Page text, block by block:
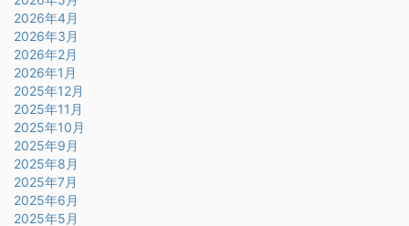
2026年4月
2026年3月
2026年2月
2026年1月
2025年12月
2025年11月
2025年10月
2025年9月
2025年8月
2025年7月
2025年6月
2025年5月